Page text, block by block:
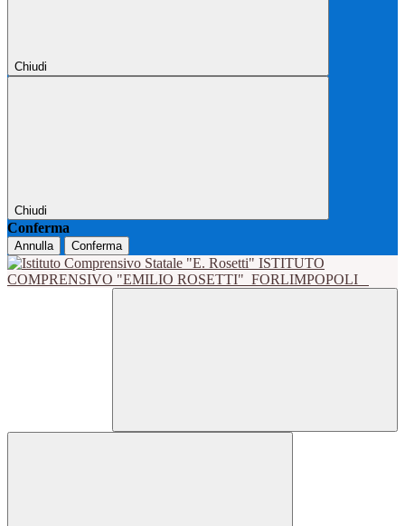
Chiudi
Chiudi
Conferma
Annulla Conferma
ISTITUTO
COMPRENSIVO "EMILIO ROSETTI" FORLIMPOPOLI